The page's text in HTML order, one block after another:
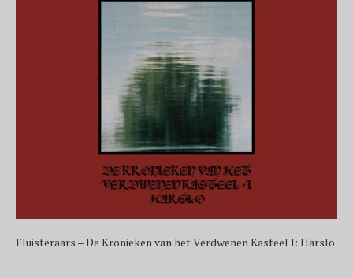
Fluisteraars – De Kronieken van het Verdwenen Kasteel I: Harslo